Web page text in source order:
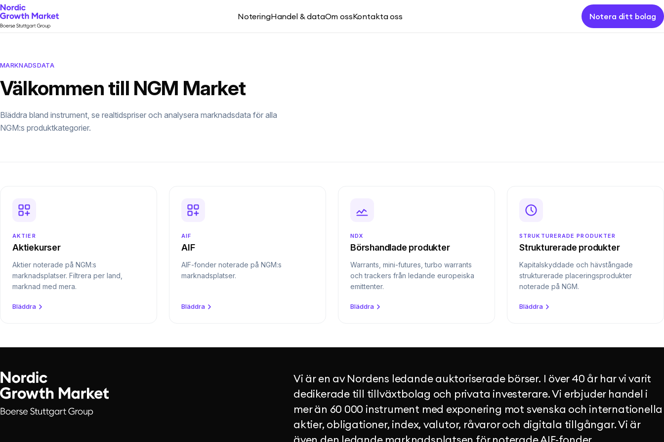
NoteringHandel & dataOm ossKontakta oss Notera ditt bolag
MARKNADSDATA
Välkommen till NGM Market
Bläddra bland instrument, se realtidspriser och analysera marknadsdata för alla
NGM:s produktkategorier.
AKTIER
Aktiekurser
Aktier noterade på NGM:s
marknadsplatser. Filtrera per land,
marknad med mera.
Bläddra
AIF
AIF
AIF-fonder noterade på NGM:s
marknadsplatser.
Bläddra
NDX
Börshandlade produkter
Warrants, mini-futures, turbo warrants
och trackers från ledande europeiska
emittenter.
Bläddra
STRUKTURERADE PRODUKTER
Strukturerade produkter
Kapitalskyddade och hävstångade
strukturerade placeringsprodukter
noterade på NGM.
Bläddra
Vi är en av Nordens ledande auktoriserade börser. I över 40 år har vi varit
dedikerade till tillväxtbolag och privata investerare. Vi erbjuder handel i
mer än 60 000 instrument med exponering mot svenska och internationella
aktier, obligationer, index, valutor, råvaror och digitala tillgångar. Vi är